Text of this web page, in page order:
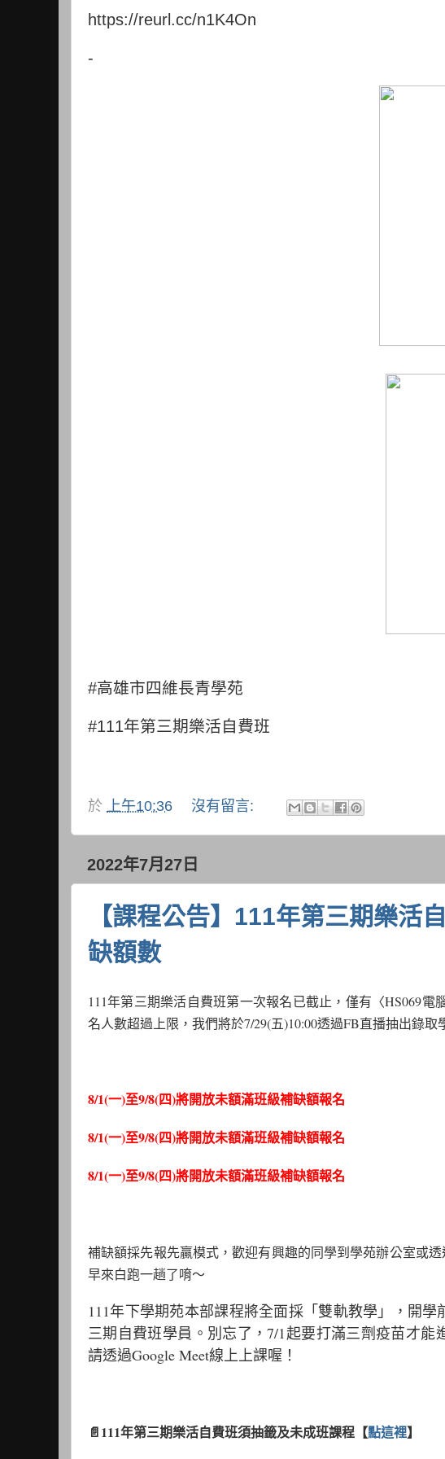
https://reurl.cc/n1K4On
-
#高雄市四維長青學苑
#111年第三期樂活自費班
於 上午10:36 沒有留言:
2022年7月27日
【課程公告】111年第三期樂活
缺額數
111年第三期樂活自費班第一次報名已截止，僅有〈HS069
名人數超過上限，我們將於7/29(五)10:00透過FB直播抽出錄
8/1(一)至9/8(四)將開放未額滿班級補缺額報名
8/1(一)至9/8(四)將開放未額滿班級補缺額報名
8/1(一)至9/8(四)將開放未額滿班級補缺額報名
補缺額採先報先贏模式，歡迎有興趣的同學到學苑辦公室或
早來白跑一趟了唷～
111年下學期苑本部課程將全面採「雙軌教學」，開
三期自費班學員。別忘了，7/1起要打滿三劑疫苗才
請透過Google Meet線上上課喔！
📄111年第三期樂活自費班須抽籤及未成班課程【點這裡】